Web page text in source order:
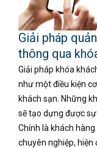
Giải pháp
thông qua
Giải pháp khóa
như một điều kiện
khách sạn. Những
sẽ tạo dựng được
Chính là khách
chuyên nghiệp, hiện